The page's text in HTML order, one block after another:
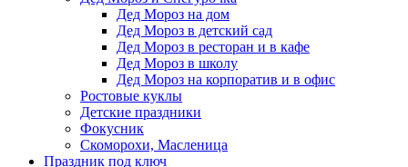
Дед Мороз на дом
Дед Мороз в детский сад
Дед Мороз в ресторан и в кафе
Дед Мороз в школу
Дед Мороз на корпоратив и в офис
Ростовые куклы
Детские праздники
Фокусник
Скоморохи, Масленица
Праздник под ключ